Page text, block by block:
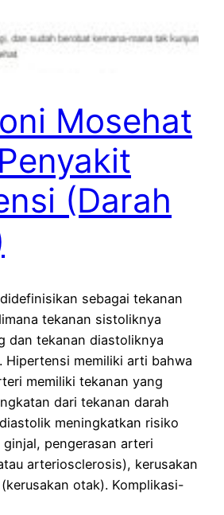
Mosehat
(Darah
sebagai tekanan
tekanan sistoliknya
dan tekanan diastoliknya
Hipertensi memiliki arti bahwa
memiliki tekanan yang
dari tekanan darah
meningkatkan risiko
pengerasan arteri
arteriosclerosis), kerusakan
otak). Komplikasi-